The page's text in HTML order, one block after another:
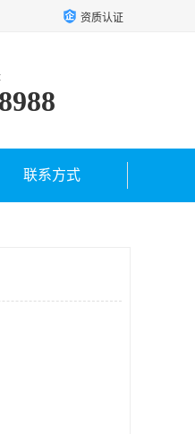
资质认证
联系方式